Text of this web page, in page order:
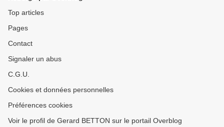
Top articles
Pages
Contact
Signaler un abus
C.G.U.
Cookies et données personnelles
Préférences cookies
Voir le profil de Gerard BETTON sur le portail Overblog